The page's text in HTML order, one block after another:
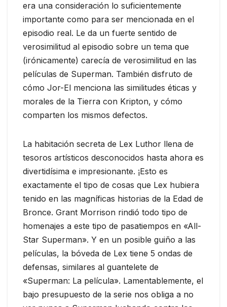
era una consideración lo suficientemente
importante como para ser mencionada en el
episodio real. Le da un fuerte sentido de
verosimilitud al episodio sobre un tema que
(irónicamente) carecía de verosimilitud en las
películas de Superman. También disfruto de
cómo Jor-El menciona las similitudes éticas y
morales de la Tierra con Kripton, y cómo
comparten los mismos defectos.
La habitación secreta de Lex Luthor llena de
tesoros artísticos desconocidos hasta ahora es
divertidísima e impresionante. ¡Esto es
exactamente el tipo de cosas que Lex hubiera
tenido en las magníficas historias de la Edad de
Bronce. Grant Morrison rindió todo tipo de
homenajes a este tipo de pasatiempos en «All-
Star Superman». Y en un posible guiño a las
películas, la bóveda de Lex tiene 5 ondas de
defensas, similares al guantelete de
«Superman: La película». Lamentablemente, el
bajo presupuesto de la serie nos obliga a no